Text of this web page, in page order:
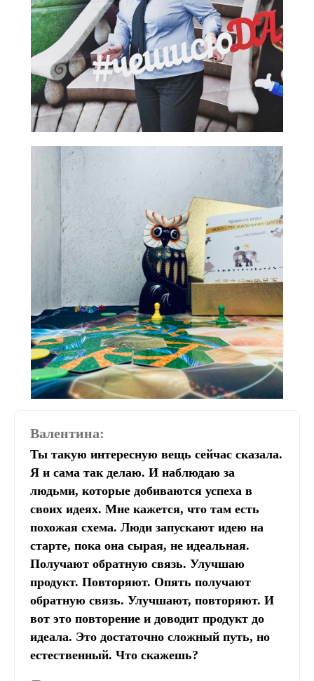
Валентина:
Ты такую интересную вещь сейчас сказала.
Я и сама так делаю. И наблюдаю за
людьми, которые добиваются успеха в
своих идеях. Мне кажется, что там есть
похожая схема. Люди запускают идею на
старте, пока она сырая, не идеальная.
Получают обратную связь. Улучшаю
продукт. Повторяют. Опять получают
обратную связь. Улучшают, повторяют. И
вот это повторение и доводит продукт до
идеала. Это достаточно сложный путь, но
естественный. Что скажешь?